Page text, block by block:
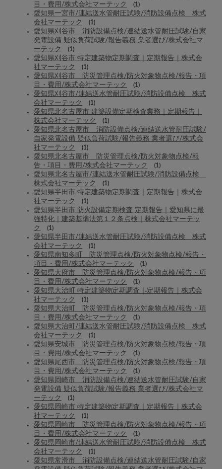
目・費用/株式会社マーテック
(1)
愛知県一宮市/連結送水管耐圧試験/消防設備点検 株式
会社マーテック
(1)
愛知県刈谷市 消防設備点検/連結送水管耐圧試験/自家
発電設備 疑似負荷試験/報告義務 業者選び/株式会社マ
ーテック
(1)
愛知県刈谷市 特定建築物定期調査｜定期報告｜株式会
社マーテック
(1)
愛知県刈谷市 防災管理点検/防火対象物点検/報告・項
目・費用/株式会社マーテック
(1)
愛知県刈谷市/連結送水管耐圧試験/消防設備点検 株式
会社マーテック
(1)
愛知県北名古屋市 建築設備定期検査業務｜定期報告｜
株式会社マーテック
(1)
愛知県北名古屋市 消防設備点検/連結送水管耐圧試験/
自家発電設備 疑似負荷試験/報告義務 業者選び/株式会
社マーテック
(1)
愛知県北名古屋市 防災管理点検/防火対象物点検/報
告・項目・費用/株式会社マーテック
(1)
愛知県北名古屋市/連結送水管耐圧試験/消防設備点検
株式会社マーテック
(1)
愛知県半田市 特定建築物定期調査｜定期報告｜株式会
社マーテック
(1)
愛知県半田市 防火設備定期検査 定期報告｜愛知県に最
強特化｜建築基準法第１２条点検｜株式会社マーテッ
ク
(1)
愛知県半田市/連結送水管耐圧試験/消防設備点検 株式
会社マーテック
(1)
愛知県南知多町 防災管理点検/防火対象物点検/報告・
項目・費用/株式会社マーテック
(1)
愛知県大府市 防災管理点検/防火対象物点検/報告・項
目・費用/株式会社マーテック
(1)
愛知県大治町 特定建築物定期調査｜定期報告｜株式会
社マーテック
(1)
愛知県大治町 防災管理点検/防火対象物点検/報告・項
目・費用/株式会社マーテック
(1)
愛知県大治町/連結送水管耐圧試験/消防設備点検 株式
会社マーテック
(1)
愛知県安城市 防災管理点検/防火対象物点検/報告・項
目・費用/株式会社マーテック
(1)
愛知県尾西市 防災管理点検/防火対象物点検/報告・項
目・費用/株式会社マーテック
(1)
愛知県岡崎市 消防設備点検/連結送水管耐圧試験/自家
発電設備 疑似負荷試験/報告義務 業者選び/株式会社マ
ーテック
(1)
愛知県岡崎市 特定建築物定期調査｜定期報告｜株式会
社マーテック
(1)
愛知県岡崎市 防災管理点検/防火対象物点検/報告・項
目・費用/株式会社マーテック
(1)
愛知県岡崎市/連結送水管耐圧試験/消防設備点検 株式
会社マーテック
(1)
愛知県常滑市 消防設備点検/連結送水管耐圧試験/自家